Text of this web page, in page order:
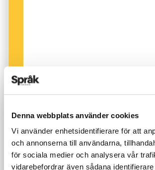
Denna webbplats använder cookies
Vi använder enhetsidentifierare för att
och annonserna till användarna,
för sociala medier och analysera vår
vidarebefordrar även sådana